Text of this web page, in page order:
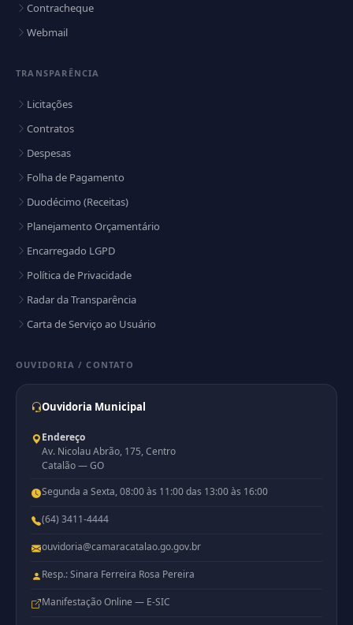
Contracheque
Webmail
TRANSPARÊNCIA
Licitações
Contratos
Despesas
Folha de Pagamento
Duodécimo (Receitas)
Planejamento Orçamentário
Encarregado LGPD
Política de Privacidade
Radar da Transparência
Carta de Serviço ao Usuário
OUVIDORIA / CONTATO
Ouvidoria Municipal
Endereço
Av. Nicolau Abrão, 175, Centro
Catalão — GO
Segunda a Sexta, 08:00 às 11:00 das 13:00 às 16:00
(64) 3411-4444
ouvidoria@camaracatalao.go.gov.br
Resp.: Sinara Ferreira Rosa Pereira
Manifestação Online — E-SIC